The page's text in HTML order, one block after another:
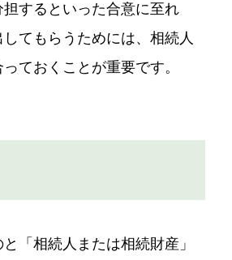
するといった合意に至れ
てもらうためには、相続人
ておくことが重要です。
「相続人または相続財産」